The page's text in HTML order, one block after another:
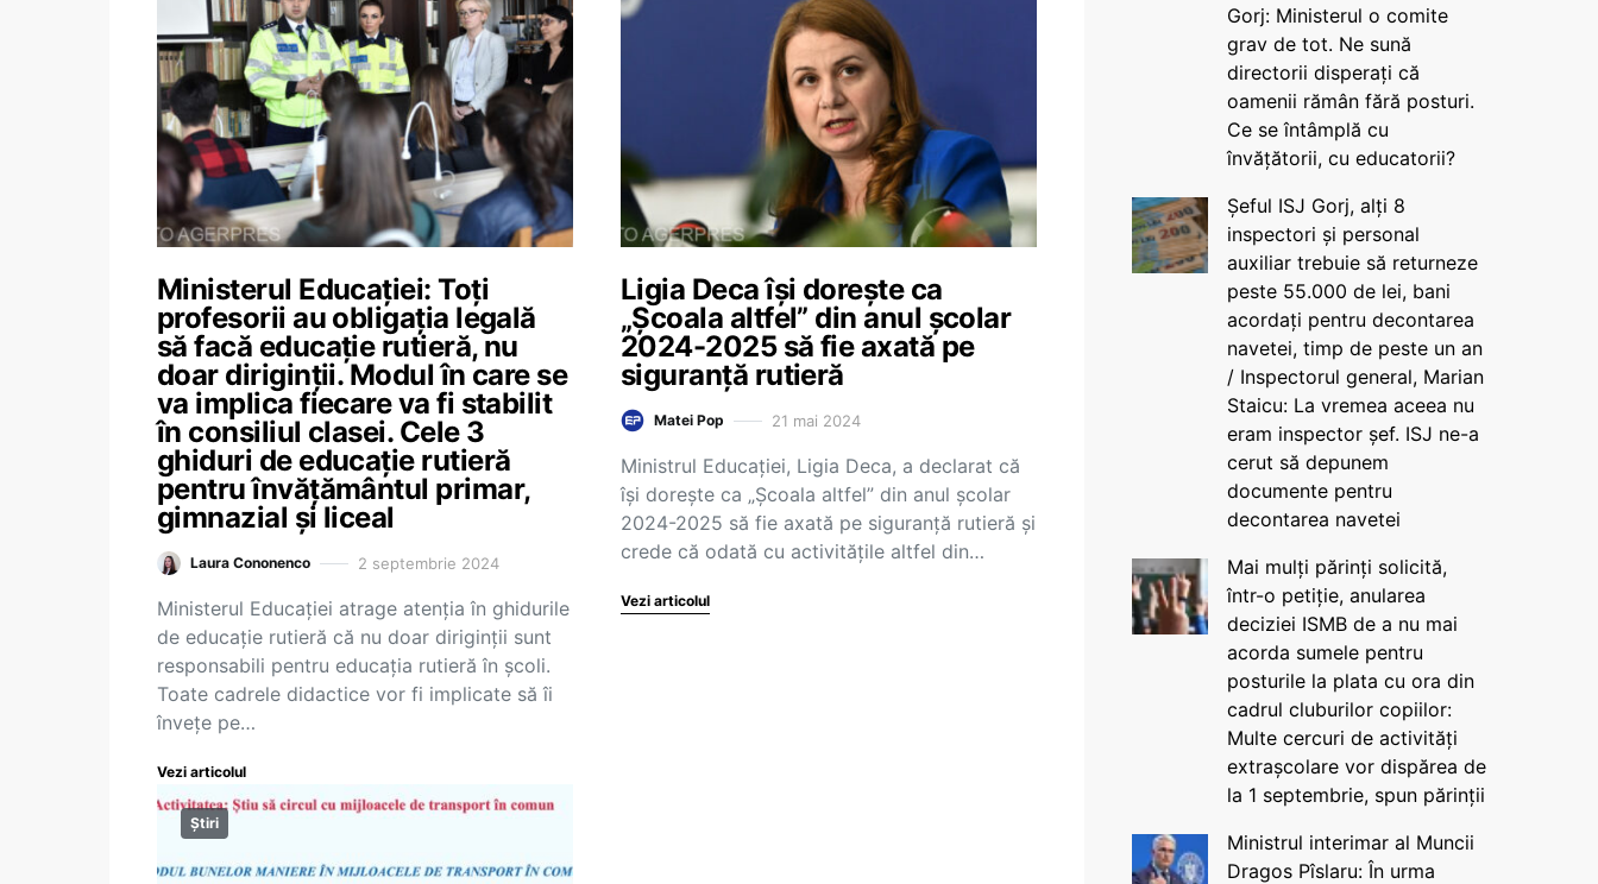
Ministerul Educației: Toți
profesorii au obligația legală
să facă educație rutieră, nu
doar diriginții. Modul în care se
va implica fiecare va fi stabilit
în consiliul clasei. Cele 3
ghiduri de educație rutieră
pentru învățământul primar,
gimnazial și liceal
Laura Cononenco 2 septembrie 2024
Ministerul Educației atrage atenția în ghidurile
de educație rutieră că nu doar diriginții sunt
responsabili pentru educația rutieră în școli.
Toate cadrele didactice vor fi implicate să îi
învețe pe…
Vezi articolul
Ligia Deca își dorește ca
„Școala altfel” din anul școlar
2024-2025 să fie axată pe
siguranță rutieră
Matei Pop 21 mai 2024
Ministrul Educației, Ligia Deca, a declarat că
își dorește ca „Școala altfel” din anul școlar
2024-2025 să fie axată pe siguranță rutieră și
crede că odată cu activitățile altfel din…
Vezi articolul
Știri
Gorj: Ministerul o comite
grav de tot. Ne sună
directorii disperați că
oamenii rămân fără posturi.
Ce se întâmplă cu
învățătorii, cu educatorii?
Șeful ISJ Gorj, alți 8
inspectori și personal
auxiliar trebuie să returneze
peste 55.000 de lei, bani
acordați pentru decontarea
navetei, timp de peste un an
/ Inspectorul general, Marian
Staicu: La vremea aceea nu
eram inspector șef. ISJ ne-a
cerut să depunem
documente pentru
decontarea navetei
Mai mulți părinți solicită,
într-o petiție, anularea
deciziei ISMB de a nu mai
acorda sumele pentru
posturile la plata cu ora din
cadrul cluburilor copiilor:
Multe cercuri de activități
extrașcolare vor dispărea de
la 1 septembrie, spun părinții
Ministrul interimar al Muncii
Dragos Pîslaru: În urma